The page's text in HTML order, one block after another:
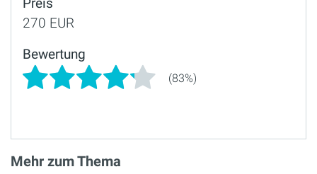
Preis
270 EUR
Bewertung
(83%)
Mehr zum Thema